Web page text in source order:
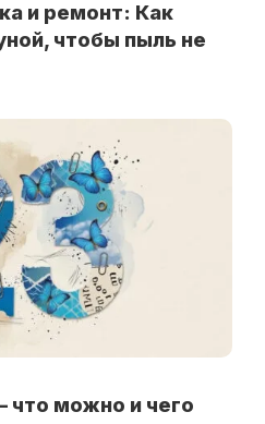
и ремонт: Как
чтобы пыль не
что можно и чего